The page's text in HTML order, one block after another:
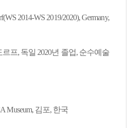
2014-WS 2019/2020), Germany,
프, 독일 2020년 졸업, 순수예술
Museum, 김포, 한국